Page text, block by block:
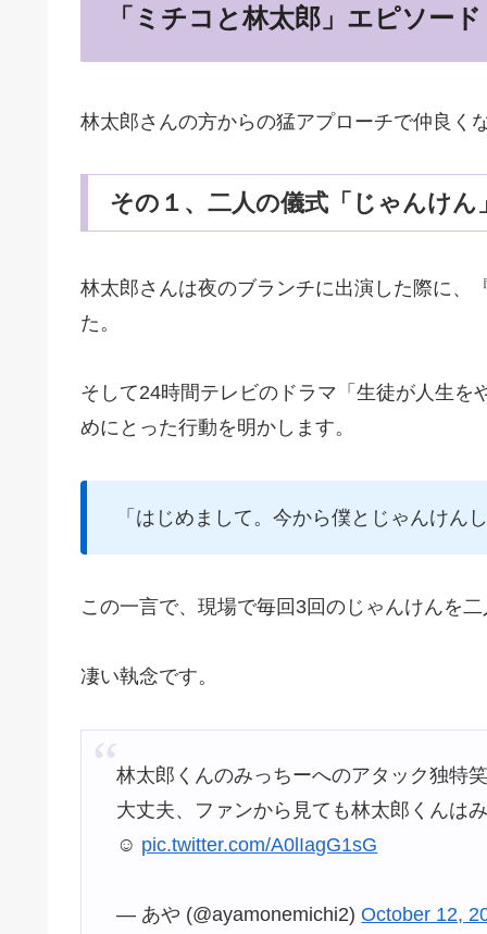
「ミチコと林太郎」エピソー
林太郎さんの方からの猛アプローチで仲良く
その１、二人の儀式「じゃんけん
林太郎さんは夜のブランチに出演した際に、
た。
そして24時間テレビのドラマ「生徒が人生
めにとった行動を明かします。
「はじめまして。今から僕とじゃんけん
この一言で、現場で毎回3回のじゃんけんを
凄い執念です。
林太郎くんのみっちーへのアタック独特
大丈夫、ファンから見ても林太郎くんは
☺️ pic.twitter.com/A0lIagG1sG
— あや (@ayamonemichi2)October 12,